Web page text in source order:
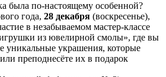
была по-настоящему особенной?
года, 28 декабря (воскресенье),
в незабываемом мастер-классе
из ювелирной смолы», где вы
уникальные украшения, которые
преподнесёте их в подарок